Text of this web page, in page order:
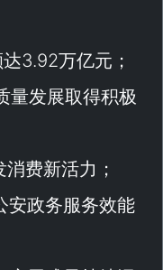
3.92万亿元；
量发展取得积极
费新活力；
安政务服务效能